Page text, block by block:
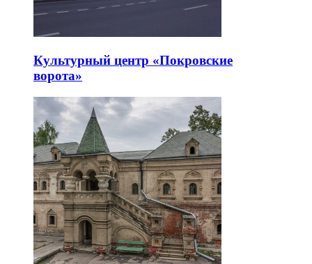
Культурный центр «Покровские
ворота»